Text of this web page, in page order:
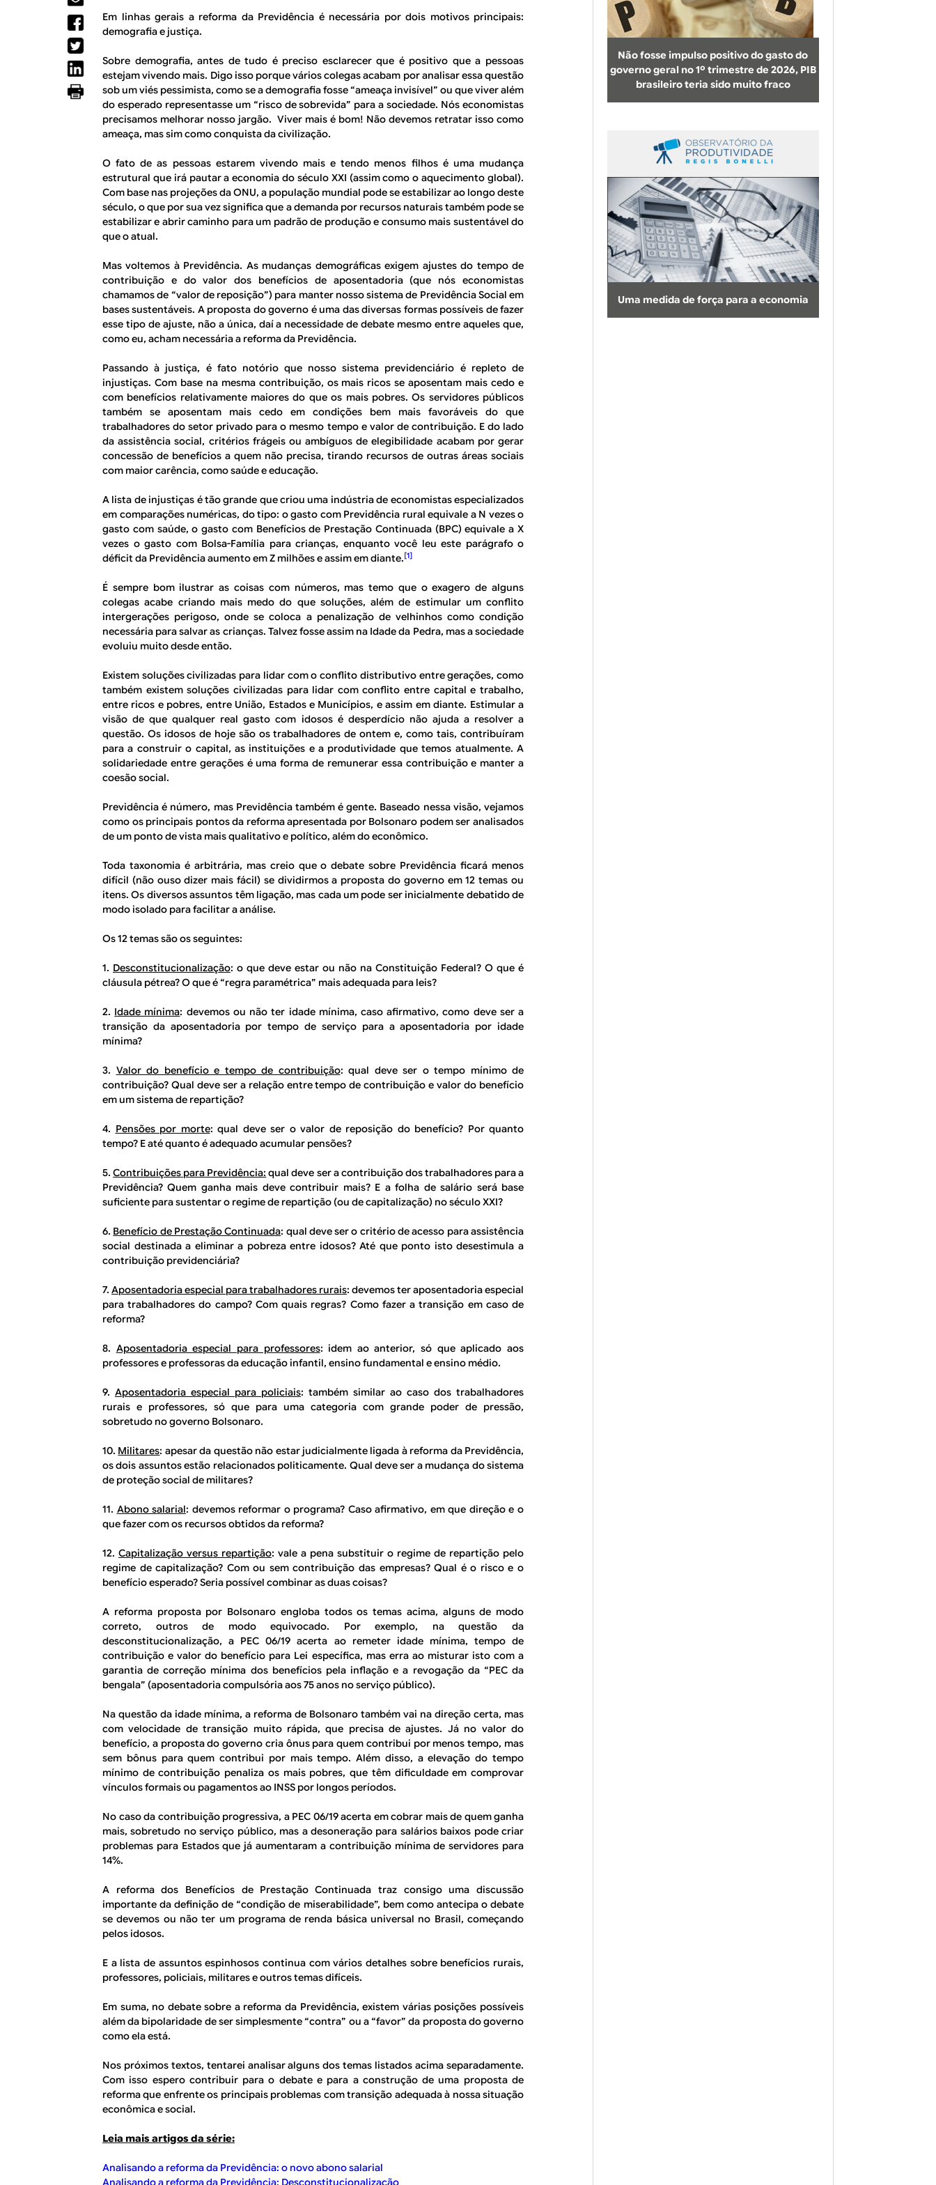
E
b
u
s
c
a
l
Em linhas gerais a reforma da Previdência é necessária por dois motivos principais:
demografia e justiça.
Sobre demografia, antes de tudo é preciso esclarecer que é positivo que a pessoas
estejam vivendo mais. Digo isso porque vários colegas acabam por analisar essa questão
sob um viés pessimista, como se a demografia fosse “ameaça invisível” ou que viver além
do esperado representasse um “risco de sobrevida” para a sociedade. Nós economistas
precisamos melhorar nosso jargão. Viver mais é bom! Não devemos retratar isso como
ameaça, mas sim como conquista da civilização.
O fato de as pessoas estarem vivendo mais e tendo menos filhos é uma mudança
estrutural que irá pautar a economia do século XXI (assim como o aquecimento global).
Com base nas projeções da ONU, a população mundial pode se estabilizar ao longo deste
século, o que por sua vez significa que a demanda por recursos naturais também pode se
estabilizar e abrir caminho para um padrão de produção e consumo mais sustentável do
que o atual.
Mas voltemos à Previdência. As mudanças demográficas exigem ajustes do tempo de
contribuição e do valor dos benefícios de aposentadoria (que nós economistas
chamamos de “valor de reposição”) para manter nosso sistema de Previdência Social em
bases sustentáveis. A proposta do governo é uma das diversas formas possíveis de fazer
esse tipo de ajuste, não a única, daí a necessidade de debate mesmo entre aqueles que,
como eu, acham necessária a reforma da Previdência.
Passando à justiça, é fato notório que nosso sistema previdenciário é repleto de
injustiças. Com base na mesma contribuição, os mais ricos se aposentam mais cedo e
com benefícios relativamente maiores do que os mais pobres. Os servidores públicos
também se aposentam mais cedo em condições bem mais favoráveis do que
trabalhadores do setor privado para o mesmo tempo e valor de contribuição. E do lado
da assistência social, critérios frágeis ou ambíguos de elegibilidade acabam por gerar
concessão de benefícios a quem não precisa, tirando recursos de outras áreas sociais
com maior carência, como saúde e educação.
A lista de injustiças é tão grande que criou uma indústria de economistas especializados
em comparações numéricas, do tipo: o gasto com Previdência rural equivale a N vezes o
gasto com saúde, o gasto com Benefícios de Prestação Continuada (BPC) equivale a X
vezes o gasto com Bolsa-Família para crianças, enquanto você leu este parágrafo o
déficit da Previdência aumento em Z milhões e assim em diante.[1]
É sempre bom ilustrar as coisas com números, mas temo que o exagero de alguns
colegas acabe criando mais medo do que soluções, além de estimular um conflito
intergerações perigoso, onde se coloca a penalização de velhinhos como condição
necessária para salvar as crianças. Talvez fosse assim na Idade da Pedra, mas a sociedade
evoluiu muito desde então.
Existem soluções civilizadas para lidar com o conflito distributivo entre gerações, como
também existem soluções civilizadas para lidar com conflito entre capital e trabalho,
entre ricos e pobres, entre União, Estados e Municípios, e assim em diante. Estimular a
visão de que qualquer real gasto com idosos é desperdício não ajuda a resolver a
questão. Os idosos de hoje são os trabalhadores de ontem e, como tais, contribuíram
para a construir o capital, as instituições e a produtividade que temos atualmente. A
solidariedade entre gerações é uma forma de remunerar essa contribuição e manter a
coesão social.
Previdência é número, mas Previdência também é gente. Baseado nessa visão, vejamos
como os principais pontos da reforma apresentada por Bolsonaro podem ser analisados
de um ponto de vista mais qualitativo e político, além do econômico.
Toda taxonomia é arbitrária, mas creio que o debate sobre Previdência ficará menos
difícil (não ouso dizer mais fácil) se dividirmos a proposta do governo em 12 temas ou
itens. Os diversos assuntos têm ligação, mas cada um pode ser inicialmente debatido de
modo isolado para facilitar a análise.
Os 12 temas são os seguintes:
1. Desconstitucionalização: o que deve estar ou não na Constituição Federal? O que é
cláusula pétrea? O que é “regra paramétrica” mais adequada para leis?
2. Idade mínima: devemos ou não ter idade mínima, caso afirmativo, como deve ser a
transição da aposentadoria por tempo de serviço para a aposentadoria por idade
mínima?
3. Valor do benefício e tempo de contribuição: qual deve ser o tempo mínimo de
contribuição? Qual deve ser a relação entre tempo de contribuição e valor do benefício
em um sistema de repartição?
4. Pensões por morte: qual deve ser o valor de reposição do benefício? Por quanto
tempo? E até quanto é adequado acumular pensões?
5.Contribuições para Previdência: qual deve ser a contribuição dos trabalhadores para a
Previdência? Quem ganha mais deve contribuir mais? E a folha de salário será base
suficiente para sustentar o regime de repartição (ou de capitalização) no século XXI?
6. Benefício de Prestação Continuada: qual deve ser o critério de acesso para assistência
social destinada a eliminar a pobreza entre idosos? Até que ponto isto desestimula a
contribuição previdenciária?
7. Aposentadoria especial para trabalhadores rurais: devemos ter aposentadoria especial
para trabalhadores do campo? Com quais regras? Como fazer a transição em caso de
reforma?
8. Aposentadoria especial para professores: idem ao anterior, só que aplicado aos
professores e professoras da educação infantil, ensino fundamental e ensino médio.
9. Aposentadoria especial para policiais: também similar ao caso dos trabalhadores
rurais e professores, só que para uma categoria com grande poder de pressão,
sobretudo no governo Bolsonaro.
10. Militares: apesar da questão não estar judicialmente ligada à reforma da Previdência,
os dois assuntos estão relacionados politicamente. Qual deve ser a mudança do sistema
de proteção social de militares?
11. Abono salarial: devemos reformar o programa? Caso afirmativo, em que direção e o
que fazer com os recursos obtidos da reforma?
12. Capitalização versus repartição: vale a pena substituir o regime de repartição pelo
regime de capitalização? Com ou sem contribuição das empresas? Qual é o risco e o
benefício esperado? Seria possível combinar as duas coisas?
A reforma proposta por Bolsonaro engloba todos os temas acima, alguns de modo
correto, outros de modo equivocado. Por exemplo, na questão da
desconstitucionalização, a PEC 06/19 acerta ao remeter idade mínima, tempo de
contribuição e valor do benefício para Lei específica, mas erra ao misturar isto com a
garantia de correção mínima dos benefícios pela inflação e a revogação da “PEC da
bengala” (aposentadoria compulsória aos 75 anos no serviço público).
Na questão da idade mínima, a reforma de Bolsonaro também vai na direção certa, mas
com velocidade de transição muito rápida, que precisa de ajustes. Já no valor do
benefício, a proposta do governo cria ônus para quem contribui por menos tempo, mas
sem bônus para quem contribui por mais tempo. Além disso, a elevação do tempo
mínimo de contribuição penaliza os mais pobres, que têm dificuldade em comprovar
vínculos formais ou pagamentos ao INSS por longos períodos.
No caso da contribuição progressiva, a PEC 06/19 acerta em cobrar mais de quem ganha
mais, sobretudo no serviço público, mas a desoneração para salários baixos pode criar
problemas para Estados que já aumentaram a contribuição mínima de servidores para
14%.
A reforma dos Benefícios de Prestação Continuada traz consigo uma discussão
importante da definição de “condição de miserabilidade”, bem como antecipa o debate
se devemos ou não ter um programa de renda básica universal no Brasil, começando
pelos idosos.
E a lista de assuntos espinhosos continua com vários detalhes sobre benefícios rurais,
professores, policiais, militares e outros temas difíceis.
Em suma, no debate sobre a reforma da Previdência, existem várias posições possíveis
além da bipolaridade de ser simplesmente “contra” ou a “favor” da proposta do governo
como ela está.
Nos próximos textos, tentarei analisar alguns dos temas listados acima separadamente.
Com isso espero contribuir para o debate e para a construção de uma proposta de
reforma que enfrente os principais problemas com transição adequada à nossa situação
econômica e social.
Leia mais artigos da série:
Analisando a reforma da Previdência: o novo abono salarial
Analisando a reforma da Previdência: Desconstitucionalização
Não fosse impulso positivo do gasto do
governo geral no 1º trimestre de 2026, PIB
brasileiro teria sido muito fraco
Uma medida de força para a economia